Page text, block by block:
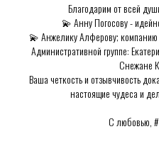
Благодарим от всей
💫 Анну Погосову -
💫 Анжелику Алферову;
Административной группе:
Снежане
Ваша четкость и отзывчивость
настоящие чудеса и
С любовью,